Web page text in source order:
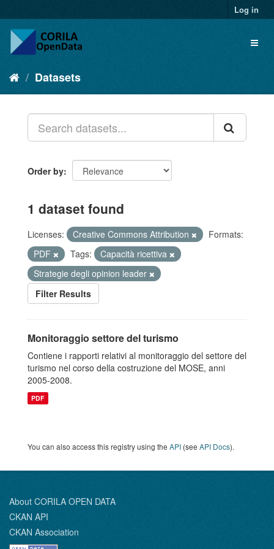
Log in
Datasets
Order by
1 dataset found
Licenses: Creative Commons Attribution
Formats:
PDF
Tags:
Capacità ricettiva
Strategie degli opinion leader
Filter Results
Monitoraggio settore del turismo
Contiene i rapporti relativi al monitoraggio del settore del
turismo nel corso della costruzione del MOSE, anni
2005-2008.
PDF
You can also access this registry using the API (see API Docs).
About CORILA OPEN DATA
CKAN API
CKAN Association